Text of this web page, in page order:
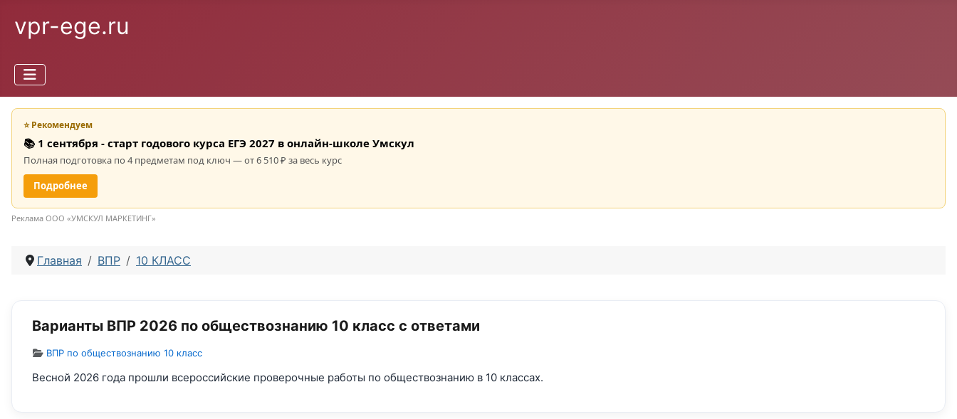
vpr-ege.ru
⭐ Рекомендуем
📚 1 сентября - старт годового курса ЕГЭ 2027 в онлайн-школе Умскул
Полная подготовка по 4 предметам под ключ — от 6 510 ₽ за весь курс
Подробнее
Реклама ООО «УМСКУЛ МАРКЕТИНГ»
Главная ВПР 10 КЛАСС
Варианты ВПР 2026 по обществознанию 10 класс с ответами
Информация о материале
ВПР по обществознанию 10 класс
Весной 2026 года прошли всероссийские проверочные работы по обществознанию в 10 классах.